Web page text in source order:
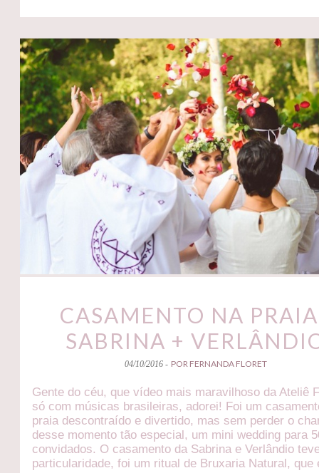
CASAMENTO NA
SABRINA +
04/10/2016 - POR FERNANDA FLORET
Gente do céu, que vídeo mais maravilhoso da Ateliê
só com músicas brasileiras, adorei! Foi um
praia descontraído e divertido, mas sem perder o
desse momento tão especial, um mini wedding para
convidados. O casamento da Sabrina e Verlândio
particularidade, foi um ritual de Bruxaria Natural, que